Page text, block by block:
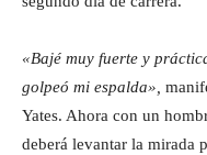
«Bajé muy fuerte y
golpeó mi espalda»,
Yates. Ahora con un
deberá levantar la mirada